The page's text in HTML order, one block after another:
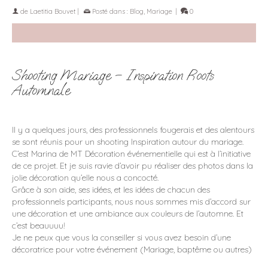
de Laetitia Bouvet Posté dans : Blog, Mariage 0
Shooting Mariage – Inspiration Roots
Automnale
Il y a quelques jours, des professionnels fougerais et des alentours
se sont réunis pour un shooting Inspiration autour du mariage.
C’est Marina de MT Décoration événementielle qui est à l’initiative
de ce projet. Et je suis ravie d’avoir pu réaliser des photos dans la
jolie décoration qu’elle nous a concocté.
Grâce à son aide, ses idées, et les idées de chacun des
professionnels participants, nous nous sommes mis d’accord sur
une décoration et une ambiance aux couleurs de l’automne. Et
c’est beauuuu!
Je ne peux que vous la conseiller si vous avez besoin d’une
décoratrice pour votre événement (Mariage, baptême ou autres)